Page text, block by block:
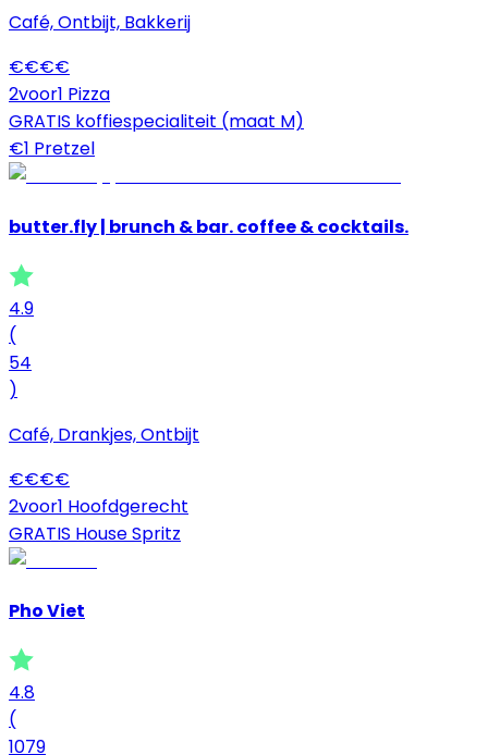
Café, Ontbijt, Bakkerij
€€€€
2voor1 Pizza
GRATIS koffiespecialiteit (maat M)
€1 Pretzel
butter.fly | brunch & bar. coffee & cocktails.
4.9
(
54
)
Café, Drankjes, Ontbijt
€€€€
2voor1 Hoofdgerecht
GRATIS House Spritz
Pho Viet
4.8
(
1079